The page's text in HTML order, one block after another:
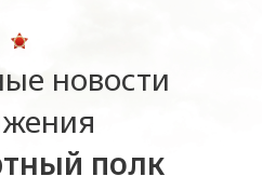
новости
полк